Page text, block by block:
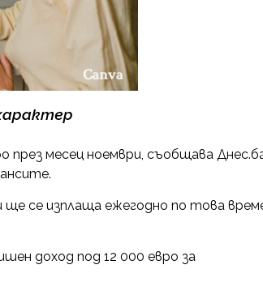
през месец ноември, съобщава
ще се изплаща ежегодно по това
доход под 12 000 евро за